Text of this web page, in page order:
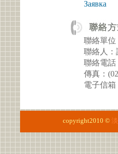
Заявка
聯絡單位
聯絡人：
聯絡電話
傳真：
電子信箱
copyright2010 ©